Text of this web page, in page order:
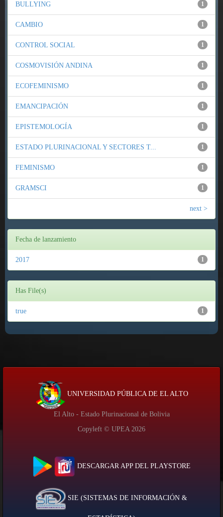
1
BULLYING
1
CAMBIO
1
CONTROL SOCIAL
1
COSMOVISIÓN ANDINA
1
ECOFEMINISMO
1
EMANCIPACIÓN
1
EPISTEMOLOGÍA
1
ESTADO PLURINACIONAL Y SECTORES T...
1
FEMINISMO
1
GRAMSCI
next >
Fecha de lanzamiento
1
2017
Has File(s)
1
true
UNIVERSIDAD PÚBLICA DE EL ALTO
El Alto - Estado Plurinacional de Bolivia
Copyleft © UPEA 2026
DESCARGAR APP DEL PLAYSTORE
SIE (SISTEMAS DE INFORMACIÓN &